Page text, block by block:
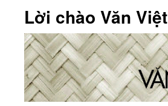
Lời chào Văn Việt